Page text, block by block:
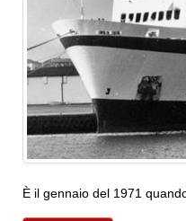
È il gennaio del 1971